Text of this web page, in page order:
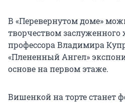
В «Перевернутом доме»
творчеством заслуженного
профессора Владимира
«Плененный Ангел»
основе на первом этаже.
Вишенкой на торте станет